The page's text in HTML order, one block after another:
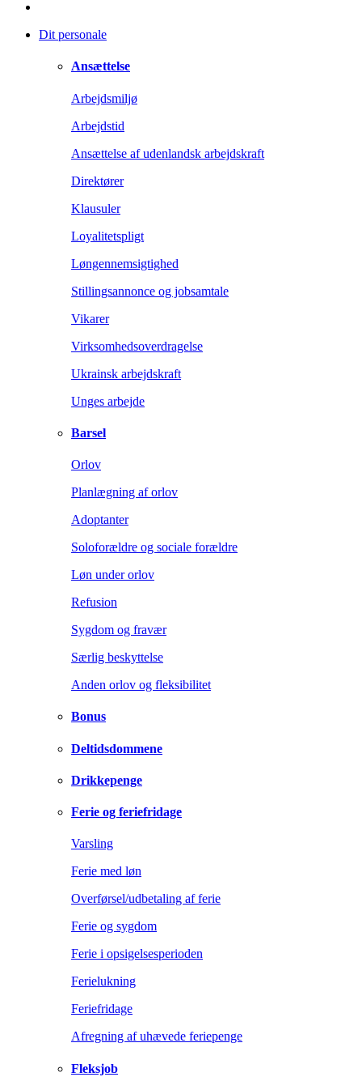
Dit personale
Ansættelse
Arbejdsmiljø
Arbejdstid
Ansættelse af udenlandsk arbejdskraft
Direktører
Klausuler
Loyalitetspligt
Løngennemsigtighed
Stillingsannonce og jobsamtale
Vikarer
Virksomhedsoverdragelse
Ukrainsk arbejdskraft
Unges arbejde
Barsel
Orlov
Planlægning af orlov
Adoptanter
Soloforældre og sociale forældre
Løn under orlov
Refusion
Sygdom og fravær
Særlig beskyttelse
Anden orlov og fleksibilitet
Bonus
Deltidsdommene
Drikkepenge
Ferie og feriefridage
Varsling
Ferie med løn
Overførsel/udbetaling af ferie
Ferie og sygdom
Ferie i opsigelsesperioden
Ferielukning
Feriefridage
Afregning af uhævede feriepenge
Fleksjob